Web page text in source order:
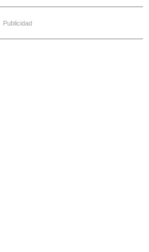
Publicidad